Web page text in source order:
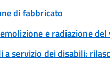
di fabbricato
e radiazione del
a servizio dei disabili: